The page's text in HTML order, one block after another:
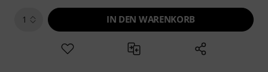
1 IN DEN WARENKORB